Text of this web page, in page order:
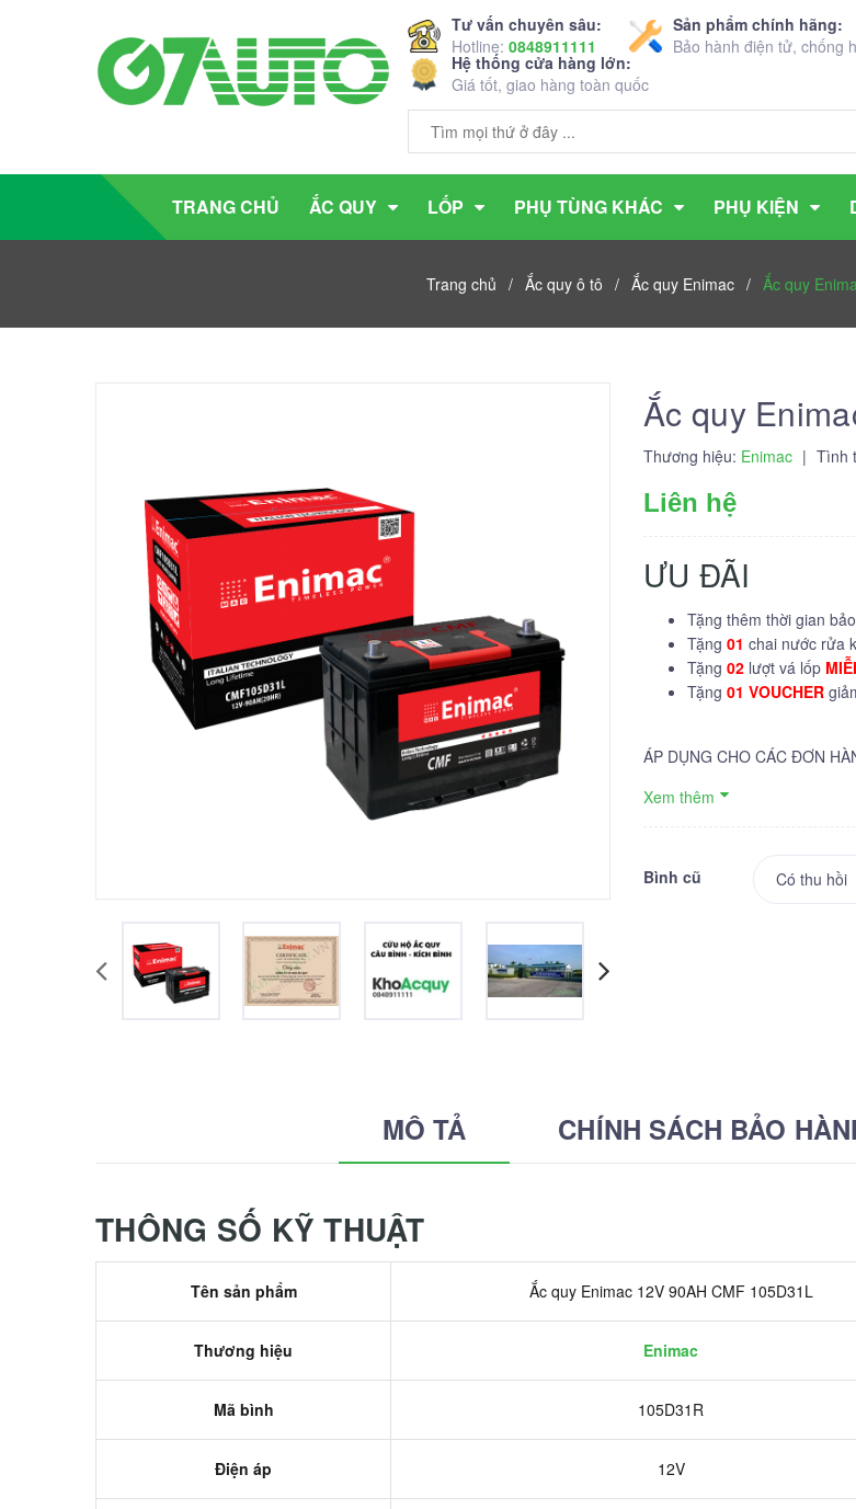
Tư vấn chuyên sâu:
Hotline: 0848911111
Sản phẩm chính hãng:
Bảo hành điện tử, chống
Hệ thống cửa hàng lớn:
Giá tốt, giao hàng toàn quốc
TRANG CHỦ ẮC QUY LỐP PHỤ TÙNG KHÁC PHỤ KIỆN
Trang chủ / Ắc quy ô tô / Ắc quy Enimac / Ắc quy
Ắc quy
Thương hiệu: Enimac | Tình
Liên hệ
ƯU ĐÃI
Tặng thêm thời gian
Tặng 01 chai nước rửa
Tặng 02 lượt vá lốp
Tặng 01 VOUCHER
ÁP DỤNG CHO CÁC ĐƠN
Xem thêm
Bình cũ
MÔ TẢ CHÍNH SÁCH BẢO
THÔNG SỐ KỸ THUẬT
Tên sản phẩm Ắc quy Enimac 12V 90AH CMF 105D31L
Thương hiệu Enimac
Mã bình 105D31R
Điện áp 12V